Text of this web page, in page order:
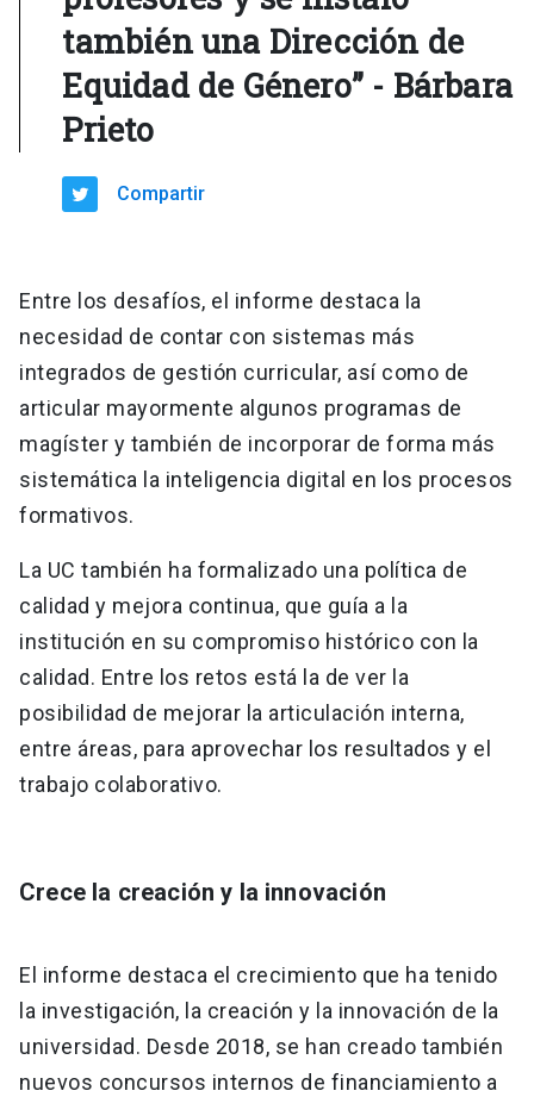
también una Dirección de
Equidad de Género” - Bárbara
Prieto
Compartir
Entre los desafíos, el informe destaca la
necesidad de contar con sistemas más
integrados de gestión curricular, así como de
articular mayormente algunos programas de
magíster y también de incorporar de forma más
sistemática la inteligencia digital en los procesos
formativos.
La UC también ha formalizado una política de
calidad y mejora continua, que guía a la
institución en su compromiso histórico con la
calidad. Entre los retos está la de ver la
posibilidad de mejorar la articulación interna,
entre áreas, para aprovechar los resultados y el
trabajo colaborativo.
Crece la creación y la innovación
El informe destaca el crecimiento que ha tenido
la investigación, la creación y la innovación de la
universidad. Desde 2018, se han creado también
nuevos concursos internos de financiamiento a